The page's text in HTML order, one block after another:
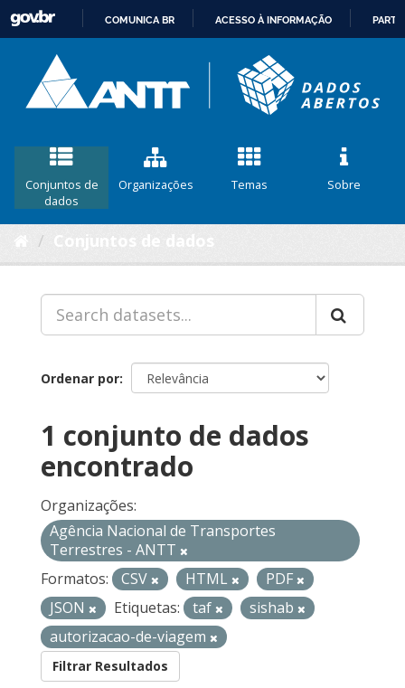
CONTEÚDO
COMUNICA BR ACESSO À INFORMAÇÃO
Conjuntos de
dados
Organizações Temas Sobre
Ordenar por
1 conjunto de dados
encontrado
Organizações:
Agência Nacional de Transportes
Terrestres - ANTT
Formatos:
CSV HTML
PDF
JSON
Etiquetas: taf
sishab
autorizacao-de-viagem
Filtrar Resultados